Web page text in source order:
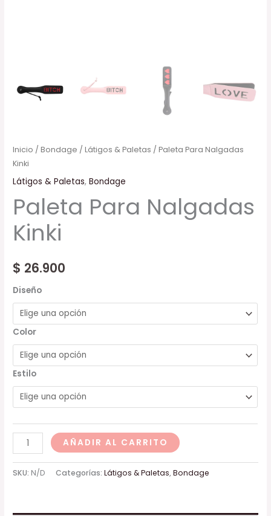
Inicio /Bondage /Látigos & Paletas / Paleta Para Nalgadas
Kinki
Látigos & Paletas,Bondage
Paleta Para Nalgadas
Kinki
$ 26.900
Diseño
Color
Estilo
AÑADIR AL CARRITO
SKU: N/D Categorías:Látigos & Paletas,Bondage